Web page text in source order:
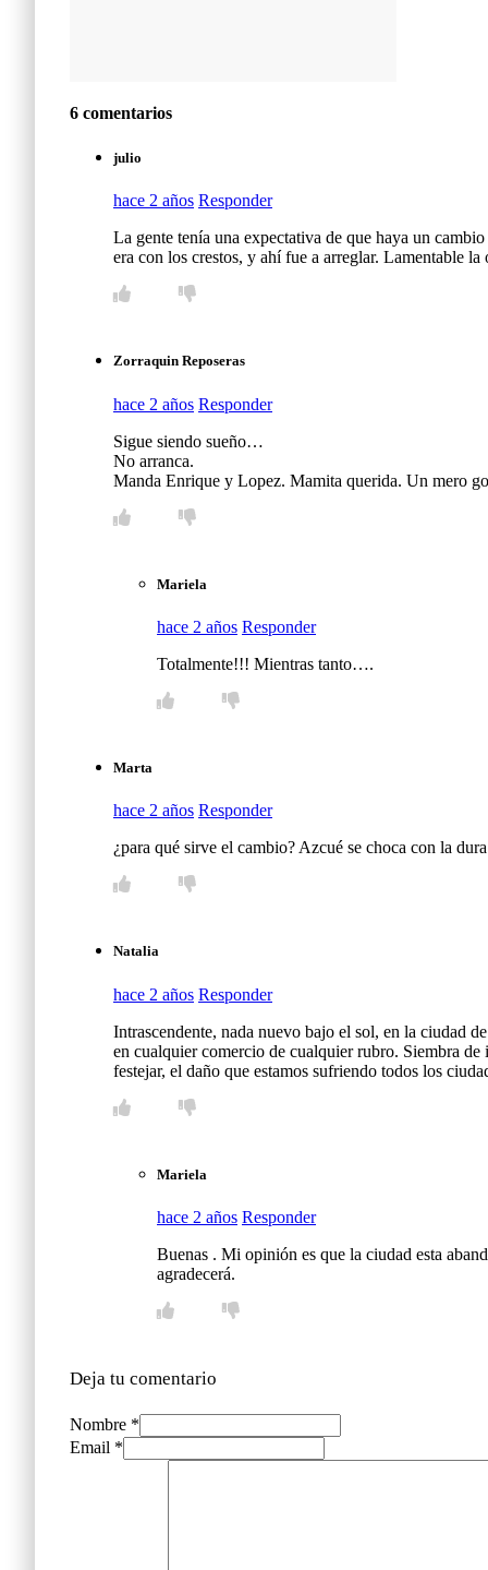
6 comentarios
julio
hace 2 años Responder
La gente tenía una expectativa de que haya un
era con los crestos, y ahí fue a arreglar. Lamentable
Zorraquin Reposeras
hace 2 años Responder
Sigue siendo sueño…
No arranca.
Manda Enrique y Lopez. Mamita querida. Un mero
Mariela
hace 2 años Responder
Totalmente!!! Mientras tanto….
Marta
hace 2 años Responder
¿para qué sirve el cambio? Azcué se choca con la
Natalia
hace 2 años Responder
Intrascendente, nada nuevo bajo el sol, en la ciudad
en cualquier comercio de cualquier rubro. Siembra
festejar, el daño que estamos sufriendo todos los
Mariela
hace 2 años Responder
Buenas . Mi opinión es que la ciudad esta
agradecerá.
Deja tu comentario
Nombre *
Email *